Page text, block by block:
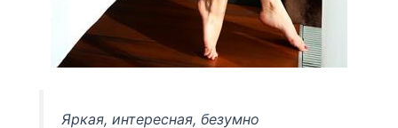
Яркая, интересная, безумно